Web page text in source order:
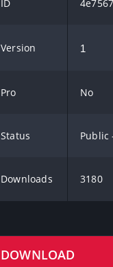
ID
Version 1
Pro No
Status Public
Downloads 3180
DOWNLOAD